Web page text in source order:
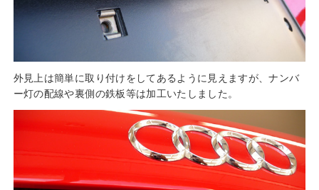
外見上は簡単に取り付けをしてあるように見えますが、ナンバ
ー灯の配線や裏側の鉄板等は加工いたしました。